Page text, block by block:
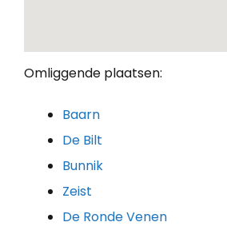
Omliggende plaatsen:
Baarn
De Bilt
Bunnik
Zeist
De Ronde Venen